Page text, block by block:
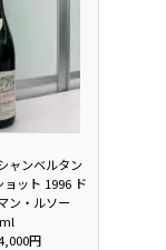
ャンベルタン
ット 1996 ド
ン・ルソー
円